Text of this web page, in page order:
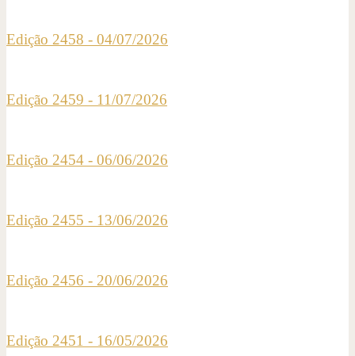
Edição 2458 - 04/07/2026
Edição 2459 - 11/07/2026
Edição 2454 - 06/06/2026
Edição 2455 - 13/06/2026
Edição 2456 - 20/06/2026
Edição 2451 - 16/05/2026